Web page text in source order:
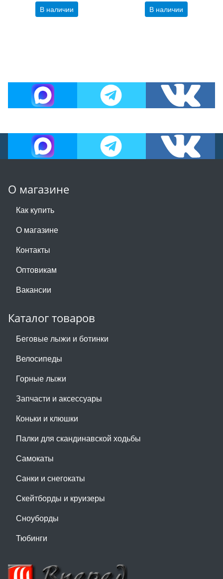
В наличии В наличии
О магазине
Как купить
О магазине
Контакты
Оптовикам
Вакансии
Каталог товаров
Беговые лыжи и ботинки
Велосипеды
Горные лыжи
Запчасти и аксессуары
Коньки и клюшки
Палки для скандинавской ходьбы
Самокаты
Санки и снегокаты
Скейтборды и круизеры
Сноуборды
Тюбинги